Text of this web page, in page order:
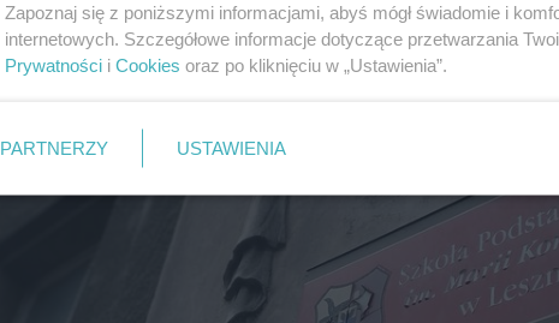
Zapoznaj się z poniższymi informacjami, abyś mógł świadomie i
internetowych. Szczegółowe informacje dotyczące przetwarzania
Prywatności i Cookies oraz po kliknięciu w „Ustawienia”.
PARTNERZY USTAWIENIA